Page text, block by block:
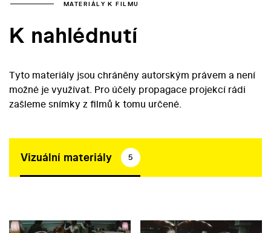
MATERIÁLY K FILMU
K nahlédnutí
Tyto materiály jsou chráněny autorským právem a není
možné je využívat. Pro účely propagace projekcí rádi
zašleme snímky z filmů k tomu určené.
Vizuální materiály 5